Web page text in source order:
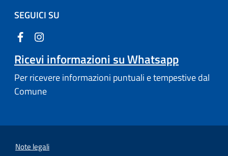
SEGUICI SU
Ricevi informazioni su Whatsapp
Per ricevere informazioni puntuali e tempestive dal
Comune
Note legali